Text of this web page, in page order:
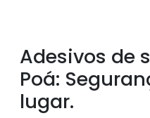
Adesivos de
Poá:
lugar.